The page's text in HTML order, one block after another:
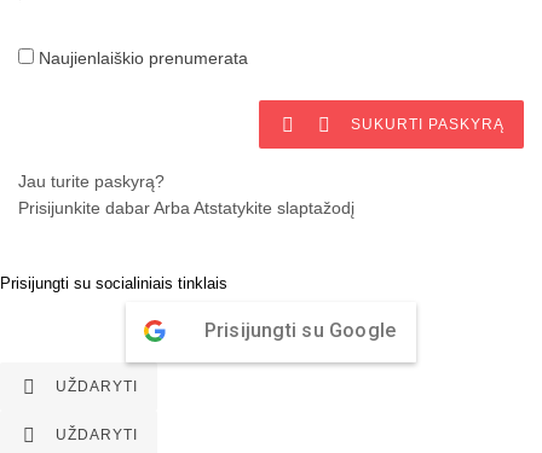
Naujienlaiškio prenumerata
  SUKURTI PASKYRĄ
Jau turite paskyrą?
Prisijunkite dabarArbaAtstatykite slaptažodį
Prisijungti su socialiniais tinklais
Prisijungti su Google
 UŽDARYTI
 UŽDARYTI